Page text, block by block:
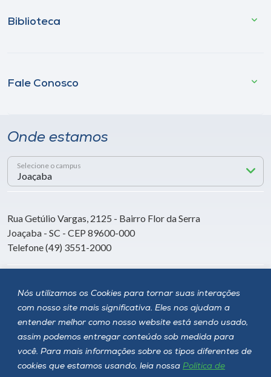
Nós utilizamos os Cookies para tornar suas interações
com nosso site mais significativa. Eles nos ajudam a
entender melhor como nosso website está sendo usado,
assim podemos entregar conteúdo sob medida para
você. Para mais informações sobre os tipos diferentes de
cookies que estamos usando, leia nossa Política de
Biblioteca
Fale Conosco
Onde estamos
Selecione o campus
Rua Getúlio Vargas, 2125 - Bairro Flor da Serra
Joaçaba - SC - CEP 89600-000
Telefone (49) 3551-2000
Siga a Unoesc